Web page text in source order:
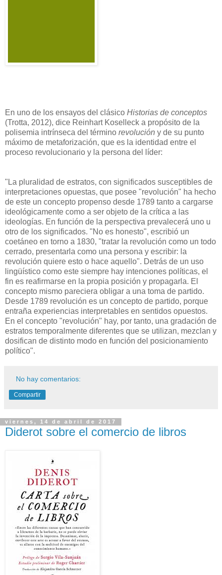
En uno de los ensayos del clásico Historias de conceptos
(Trotta, 2012), dice Reinhart Koselleck a propósito de la
polisemia intrínseca del término revolución y de su punto
máximo de metaforización, que es la identidad entre el
proceso revolucionario y la persona del líder:
"La pluralidad de estratos, con significados susceptibles de
interpretaciones opuestas, que posee "revolución" ha hecho
de este un concepto propenso desde 1789 tanto a cargarse
ideológicamente como a ser objeto de la crítica a las
ideologías. En función de la perspectiva prevalecerá uno u
otro de los significados. "No es honesto", escribió un
coetáneo en torno a 1830, "tratar la revolución como un todo
cerrado, presentarla como una persona y escribir: la
revolución quiere esto o hace aquello". Detrás de un uso
lingüístico como este siempre hay intenciones políticas, el
fin es reafirmarse en la propia posición y propagarla. El
concepto mismo pareciera obligar a una toma de partido.
Desde 1789 revolución es un concepto de partido, porque
entraña experiencias interpretables en sentidos opuestos.
En el concepto "revolución" hay, por tanto, una gradación de
estratos temporalmente diferentes que se utilizan, mezclan y
dosifican de distinto modo en función del posicionamiento
político".
No hay comentarios:
Compartir
viernes, 14 de abril de 2017
Diderot sobre el comercio de libros